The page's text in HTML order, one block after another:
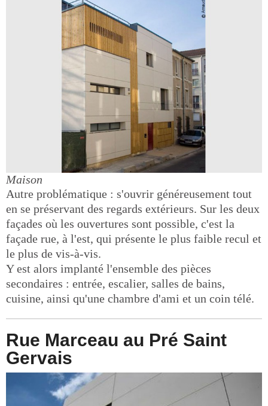
Maison
Autre problématique : s'ouvrir généreusement tout
en se préservant des regards extérieurs. Sur les deux
façades où les ouvertures sont possible, c'est la
façade rue, à l'est, qui présente le plus faible recul et
le plus de vis-à-vis.
Y est alors implanté l'ensemble des pièces
secondaires : entrée, escalier, salles de bains,
cuisine, ainsi qu'une chambre d'ami et un coin télé.
Rue Marceau au Pré Saint
Gervais